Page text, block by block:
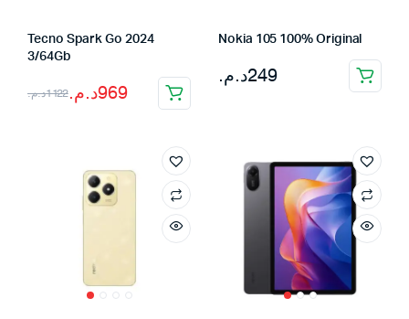
Tecno Spark Go 2024
3/64Gb
1122د.م.
Le
1122د.م..
969د.م.
Le
969د.م..
Nokia 105 100% Original
249د.م.